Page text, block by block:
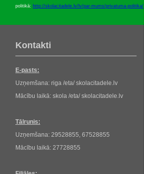
politikā: http://skolacitadele.lv/lv/par-mums/privatuma-politika/
Kontakti
E-pasts:
Uzņemšana: riga /eta/ skolacitadele.lv
Mācību laikā: skola /eta/ skolacitadele.lv
Tālrunis:
Uzņemšana: 29528855, 67528855
Mācību laikā: 27728855